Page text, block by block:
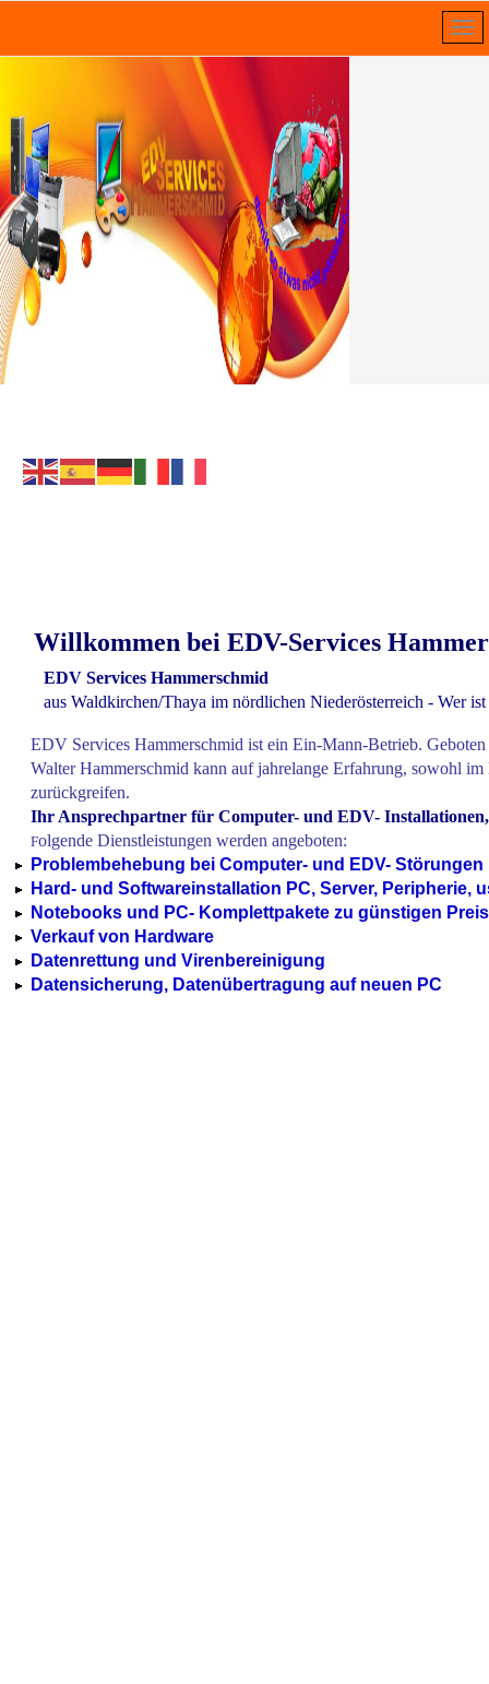
Willkommen bei EDV-Services
EDV Services Hammerschmid
aus Waldkirchen/Thaya im nördlichen Niederösterreich - Wer ist
EDV Services Hammerschmid ist ein Ein-Mann-Betrieb.
Walter Hammerschmid kann aufjahrelange Erfahrung, sowohl im
zurückgreifen.
Ihr Ansprechpartner für Computer- und EDV-
Folgende Dienstleistungen werden angeboten:
Problembehebung bei Computer- und EDV- Störungen
Hard- und Softwareinstallation PC, Server, Peripherie,
Notebooks und PC- Komplettpakete zu günstigen
Verkauf von Hardware
Datenrettung und Virenbereinigung
Datensicherung, Datenübertragung auf neuen PC